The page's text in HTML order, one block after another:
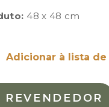
48 x 48 cm
Adicionar à lista
REVENDEDOR